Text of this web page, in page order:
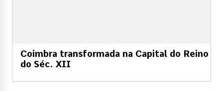
Coimbra transformada na Capital do Reino
do Séc. XII